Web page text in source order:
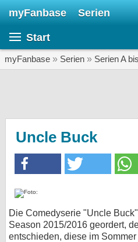
myFanbase Serien
Start
myFanbase » Serien » Serien A
Uncle Buck
Die Comedyserie "Uncle
Season 2015/2016 geordert,
entschieden, diese im
SERIEN
KULTUR
SERVICE